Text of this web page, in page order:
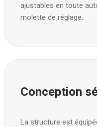
ajustables en toute
molette de réglage.
Conception
La structure est